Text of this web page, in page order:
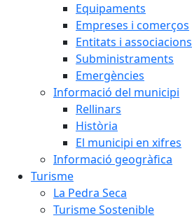
Equipaments
Empreses i comerços
Entitats i associacions
Subministraments
Emergències
Informació del municipi
Rellinars
Història
El municipi en xifres
Informació geogràfica
Turisme
La Pedra Seca
Turisme Sostenible